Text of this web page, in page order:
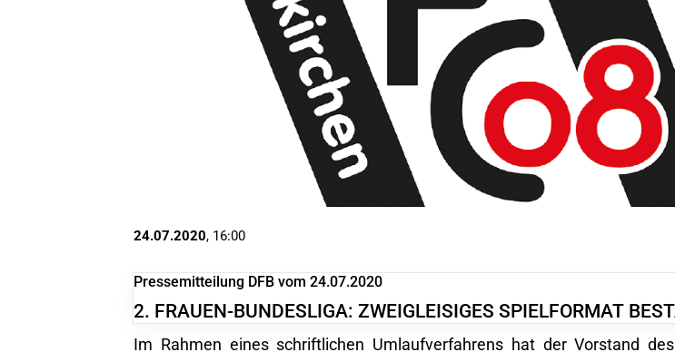
24.07.2020 , 16:00
Pressemitteilung DFB vom 24.07.2020
2. FRAUEN-BUNDESLIGA: ZWEIGLEISIGES SPIELFORMAT
Im Rahmen eines schriftlichen Umlaufverfahrens hat derVorstand